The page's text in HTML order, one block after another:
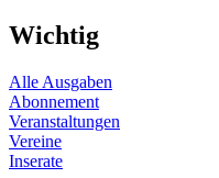
Wichtig
Alle Ausgaben
Abonnement
Veranstaltungen
Vereine
Inserate